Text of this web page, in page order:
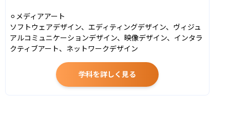
⚪︎メディアアート
ソフトウェアデザイン、エディティングデザイン、ヴィジュ
アルコミュニケーションデザイン、映像デザイン、インタラ
クティブアート、ネットワークデザイン
学科を詳しく見る